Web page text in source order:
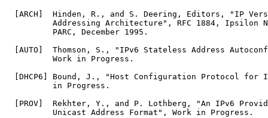
[ARCH]  Hinden, R., and S. Deering, Editors, "IP
Addressing Architecture", RFC 1884, Ipsilon
          PARC, December 1995.
[AUTO]  Thomson, S., "IPv6 Stateless Address
          Work in Progress.
[DHCP6] Bound, J., "Host Configuration Protocol for
          in Progress.
[PROV]  Rekhter, Y., and P. Lothberg, "An IPv6
          Unicast Address Format", Work in Progress.